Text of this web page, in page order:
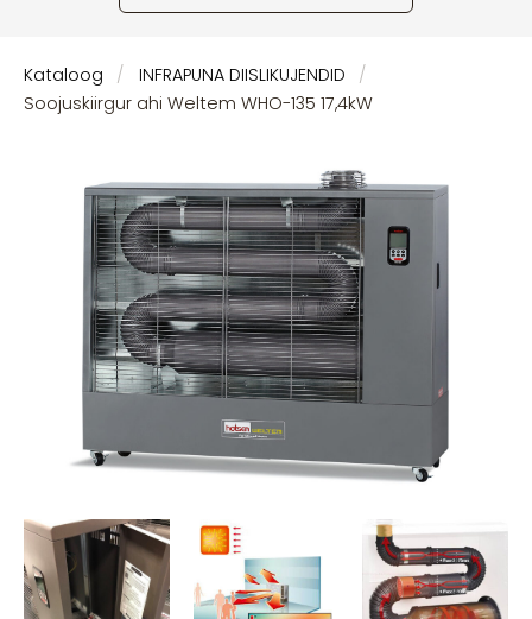
Kataloog
INFRAPUNA DIISLIKUJENDID
Soojuskiirgur ahi Weltem WHO-135 17,4kW